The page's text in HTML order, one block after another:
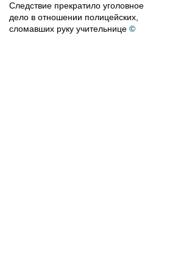
Следствие прекратило уголовное
дело в отношении полицейских,
сломавших руку учительнице ©